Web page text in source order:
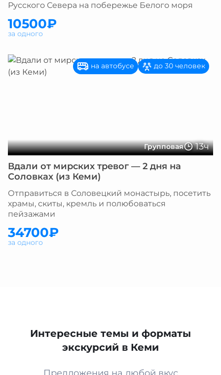
Русского Севера на побережье Белого моря
10500₽
за одного
Групповая 13ч
на автобусе до 30 человек
Вдали от мирских тревог — 2 дня на
Соловках (из Кеми)
Отправиться в Соловецкий монастырь, посетить
храмы, скиты, кремль и полюбоваться
пейзажами
34700₽
за одного
Интересные темы и форматы
экскурсий в Кеми